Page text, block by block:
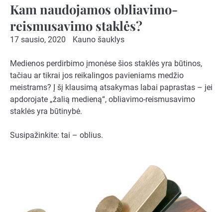
Kam naudojamos obliavimo-
reismusavimo staklės?
17 sausio, 2020 Kauno šauklys
Medienos perdirbimo įmonėse šios staklės yra būtinos,
tačiau ar tikrai jos reikalingos pavieniams medžio
meistrams? Į šį klausimą atsakymas labai paprastas – jei
apdorojate „žalią medieną“, obliavimo-reismusavimo
staklės yra būtinybė.
Susipažinkite: tai – oblius.